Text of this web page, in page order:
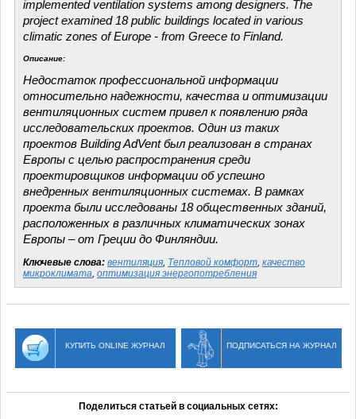
implemented ventilation systems among designers. The
project examined 18 public buildings located in various
climatic zones of Europe - from Greece to Finland.
Описание:
Недостаток профессиональной информации
относительно надежности, качества и оптимизации
вентиляционных систем привел к появлению ряда
исследовательских проектов. Один из таких
проектов Building AdVent был реализован в странах
Европы с целью распространения среди
проектировщиков информации об успешно
внедренных вентиляционных системах. В рамках
проекта были исследованы 18 общественных зданий,
расположенных в различных климатических зонах
Европы – от Греции до Финляндии.
Ключевые слова: вентиляция, Тепловой комфорт, качество
микроклимата, оптимизация энергопотребления
КУПИТЬ ONLINE ЖУРНАЛ ПОДПИСАТЬСЯ НА ЖУРНАЛ
Поделиться статьей в социальных сетях: